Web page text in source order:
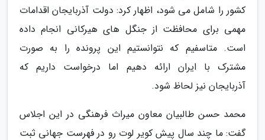
کشور را شامل می شود، اظهار کرد: دولت آذربایجان اقدامات
مهمی برای محافظت از جنگل های هیرکانی انجام داده
است. متاسفیم که نتوانستیم این پرونده را به صورت
مشترک با ایران ارائه دهیم اما درخواست داریم که
آذربایجان نیز لحاظ شود.
محمد حسن طالبیان معاون میراث فرهنگی در این اجلاس
گفت: ما چند سال پیش کویر لوت رو در فهرست جهانی ثبت